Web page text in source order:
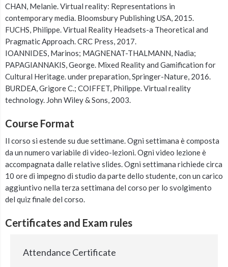
CHAN, Melanie. Virtual reality: Representations in
contemporary media. Bloomsbury Publishing USA, 2015.
FUCHS, Philippe. Virtual Reality Headsets-a Theoretical and
Pragmatic Approach. CRC Press, 2017.
IOANNIDES, Marinos; MAGNENAT-THALMANN, Nadia;
PAPAGIANNAKIS, George. Mixed Reality and Gamification for
Cultural Heritage. under preparation, Springer-Nature, 2016.
BURDEA, Grigore C.; COIFFET, Philippe. Virtual reality
technology. John Wiley & Sons, 2003.
Course Format
Il corso si estende su due settimane. Ogni settimana è composta
da un numero variabile di video-lezioni. Ogni video lezione è
accompagnata dalle relative slides. Ogni settimana richiede circa
10 ore di impegno di studio da parte dello studente, con un carico
aggiuntivo nella terza settimana del corso per lo svolgimento
del quiz finale del corso.
Certificates and Exam rules
Attendance Certificate